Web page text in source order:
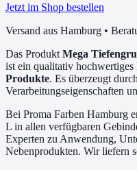
Jetzt im Shop bestellen
Versand aus Hamburg •
Das Produkt Mega
ist ein qualitativ
Produkte. Es überzeugt
Verarbeitungseigenschaften
Bei Proma Farben Hamburg
L in allen verfügbaren
Experten zu Anwendung,
Nebenprodukten. Wir liefern